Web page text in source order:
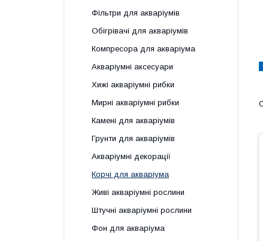
Фільтри для акваріумів
Обігрівачі для акваріумів
Компресора для акваріума
Акваріумні аксесуари
Хижі акваріумні рибки
Мирні акваріумні рибки
Камені для акваріумів
Грунти для акваріумів
Акваріумні декорації
Корчі для акваріума
Живі акваріумні рослини
Штучні акваріумні рослини
Фон для акваріума